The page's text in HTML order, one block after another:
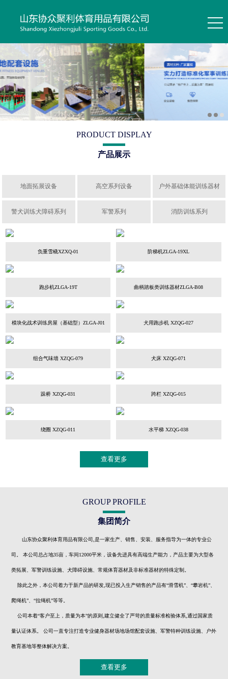
PRODUCT DISPLAY
产品展示
地面拓展设备 高空系列设备 户外基础体能训练器材
警犬训练犬障碍系列 军警系列 消防训练系列
负重雪橇XZXQ-01 阶梯机ZLGA-19XL
跑步机ZLGA-19T 曲柄踏板类训练器材ZLGA-B08
模块化战术训练房屋（基础型）ZLGA-J01 犬用跑步机 XZQG-027
组合气味墙 XZQG-079 犬床 XZQG-071
跺桥 XZQG-031 跨栏 XZQG-015
绕圈 XZQG-011 水平梯 XZQG-038
查看更多
GROUP PROFILE
集团简介
山东协众聚利体育用品有限公司,是一家生产、销售、安装、服务指导为一体的专业公
司。 本公司总占地35亩，车间12000平米，设备先进具有高端生产能力，产品主要为大型各
类拓展、军警训练设施、犬障碍设施、常规体育器材及非标准器材的特殊定制。
除此之外，本公司着力于新产品的研发,现已投入生产销售的产品有“滑雪机”、“攀岩机”、
爬绳机”、“拉绳机”等等。
公司本着“客户至上，质量为本”的原则,建立健全了严苛的质量标准检验体系,通过国家质
量认证体系。 公司一直专注打造专业健身器材场地场馆配套设施、军警特种训练设施、户外
教育基地等整体解决方案。
查看更多